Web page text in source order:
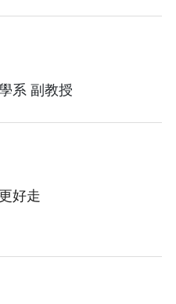
系 副教授
好走